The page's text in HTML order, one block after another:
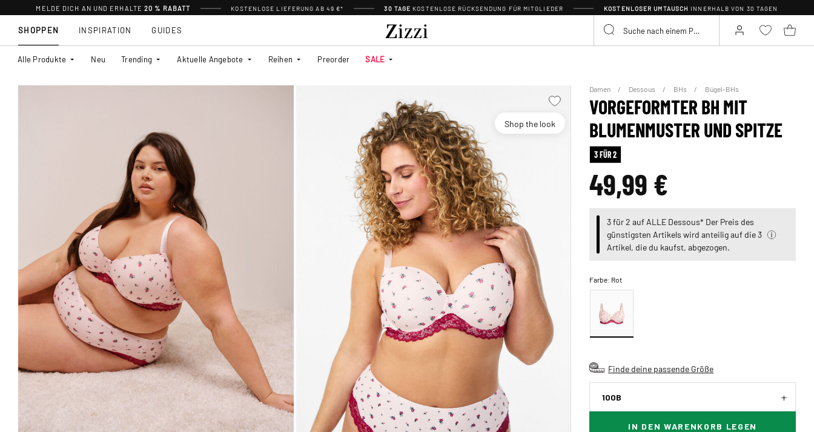
MELDE DICH AN UND ERHALTE20 % RABATT KOSTENLOSE LIEFERUNG AB 49 €* 30 TAGE KOSTENLOSE RÜCKSENDUNG FÜR MITGLIEDER KOSTENLOSER UMTAUSCH INNERHALB VON 30 TAGEN
SHOPPEN
Alle Produkte Neu Trending Aktuelle Angebote Reihen Preorder SALE
INSPIRATION GUIDES
Shop the look
Damen Dessous BHs Bügel-BHs
VORGEFORMTER BH MIT
BLUMENMUSTER UND SPITZE
3 FÜR 2
49,99 €
3 für 2 auf ALLE Dessous* Der Preis des
günstigsten Artikels wird anteilig auf die 3
Artikel, die du kaufst, abgezogen.
Farbe: Rot
Finde deine passende Größe
100B
IN DEN WARENKORB LEGEN